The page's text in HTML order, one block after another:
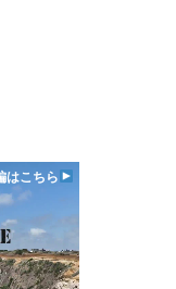
はこちら